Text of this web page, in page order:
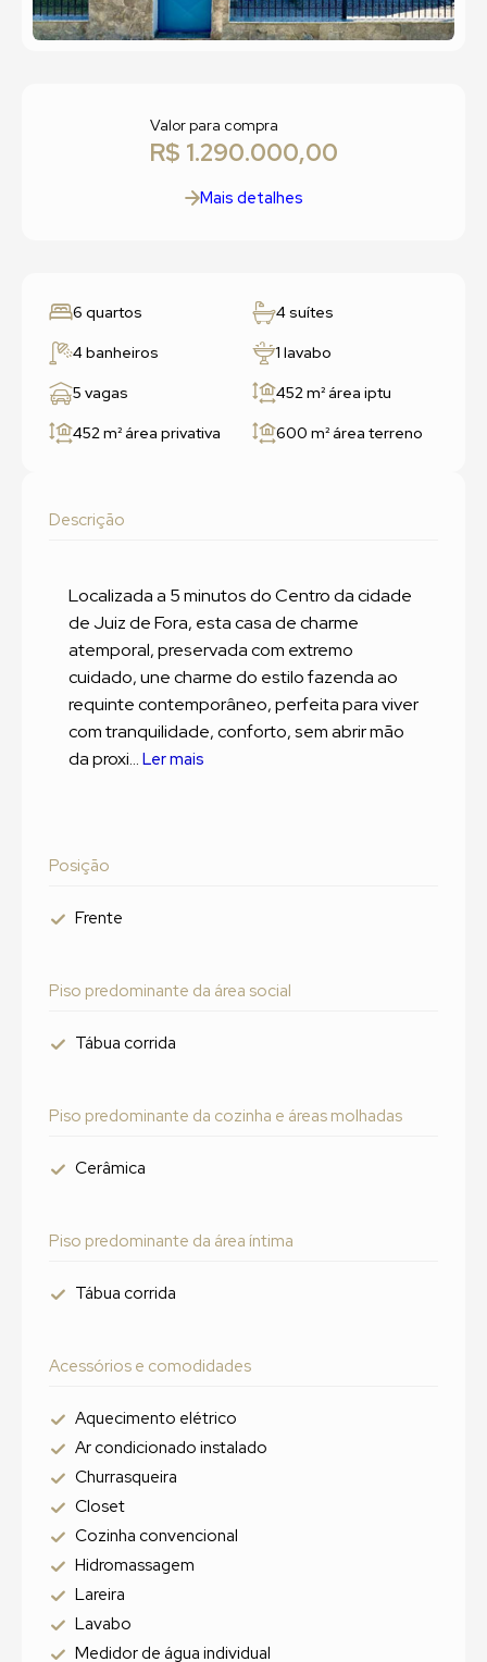
Valor para compra
R$ 1.290.000,00
Mais detalhes
6 quartos 4 suítes
4 banheiros 1 lavabo
5 vagas 452 m²área iptu
452 m²área privativa 600 m²área terreno
Descrição
Localizada a 5 minutos do Centro da cidade
de Juiz de Fora, esta casa de charme
atemporal, preservada com extremo
cuidado, une charme do estilo fazenda ao
requinte contemporâneo, perfeita para viver
com tranquilidade, conforto, sem abrir mão
da proxi... Ler mais
Posição
Frente
Piso predominante da área social
Tábua corrida
Piso predominante da cozinha e áreas molhadas
Cerâmica
Piso predominante da área íntima
Tábua corrida
Acessórios e comodidades
Aquecimento elétrico
Ar condicionado instalado
Churrasqueira
Closet
Cozinha convencional
Hidromassagem
Lareira
Lavabo
Medidor de água individual